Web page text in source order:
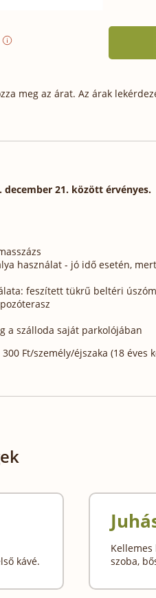
meg az árat. Az árak
december 21. között érvényes.
használat - jó idő esetén,
feszített tükrű beltéri
a szálloda saját parkolójában
Ft/személy/éjszaka (18 éves
kávé.
Kellemes
szoba,